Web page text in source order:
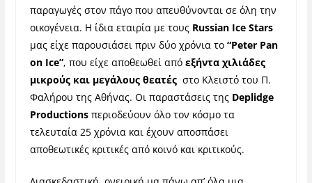
παραγωγές στον πάγο που απευθύνονται σε όλη την
οικογένεια. Η ίδια εταιρία με τους Russian Ice Stars
μας είχε παρουσιάσει πριν δύο χρόνια το “Peter Pan
on Ice”, που είχε αποθεωθεί από εξήντα χιλιάδες
μικρούς και μεγάλους θεατές στο Κλειστό του Π.
Φαλήρου της Αθήνας. Οι παραστάσεις της Deplidge
Productionsπεριοδεύουν όλο τον κόσμο τα
τελευταία 25 χρόνια και έχουν αποσπάσει
αποθεωτικές κριτικές από κοινό και κριτικούς.